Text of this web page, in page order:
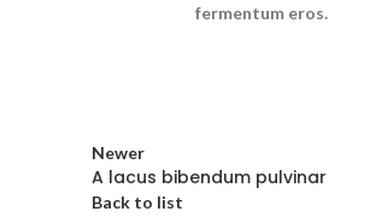
fermentum eros.
Newer
A lacus bibendum pulvinar
Back to list